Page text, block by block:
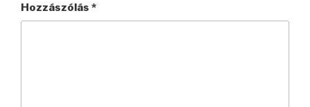
Hozzászólás *